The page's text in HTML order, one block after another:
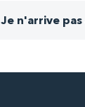
Je n'arrive